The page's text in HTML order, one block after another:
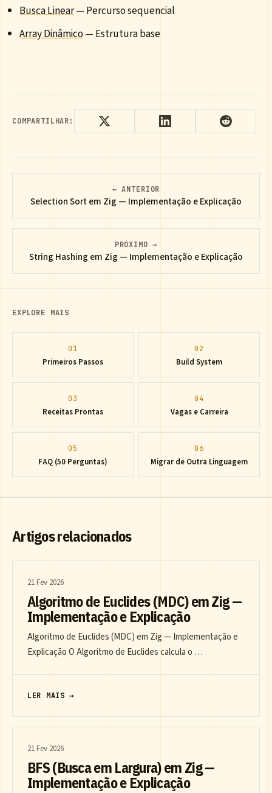
Busca Linear— Percurso sequencial
Array Dinâmico— Estrutura base
COMPARTILHAR:
← ANTERIOR
Selection Sort em Zig — Implementação e Explicação
PRÓXIMO →
String Hashing em Zig — Implementação e Explicação
EXPLORE MAIS
01
Primeiros Passos
02
Build System
03
Receitas Prontas
04
Vagas e Carreira
05
FAQ (50 Perguntas)
06
Migrar de Outra Linguagem
Artigos relacionados
21 Fev 2026
Algoritmo de Euclides (MDC) em Zig —
Implementação e Explicação
Algoritmo de Euclides (MDC) em Zig — Implementação e
Explicação O Algoritmo de Euclides calcula o …
LER MAIS →
21 Fev 2026
BFS (Busca em Largura) em Zig —
Implementação e Explicação